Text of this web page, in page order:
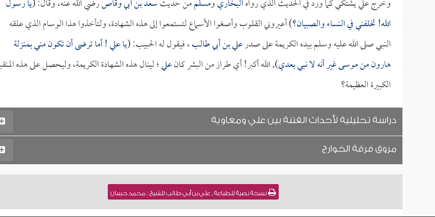
وخرج علي يشتكي كما ورد في الحديث الذي رواهالبخاريومسلممن حديثسعد بن أبي وقاصرضي الله عنه، وقال: (يا رسول
الله! تخلفني في النساء والصبيان؟) أعيروني القلوب وأصغوا الأسماع لتستمعوا إلى هذه الشهادة، ولتأخذوا هذا الوسام الذي علقه
النبي صلى الله عليه وسلم بيده الكريمة على صدرعلي بن أبي طالب، فيقول له الحبيب: (ياعلي! أما ترضى أن تكون مني بمنزلة
هارون من موسى غير أنه لا نبي بعدي), الله أكبر! أي طراز من البشر كانعلي؛ لينال هذه الشهادة الكريمة، وليحصل على هذه
الكبيرة العظيمة؟
دراسة تحليلية لأحداث الفتنة بين علي ومعاوية
مروق فرقة الخوارج
نسخة نصية للطباعة , علي بن أبي طالب للشيخ : محمد حسان